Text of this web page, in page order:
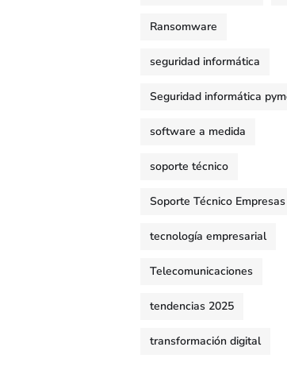
Ransomware
seguridad informática
Seguridad informática
software a medida
soporte técnico
Soporte Técnico Empresas
tecnología empresarial
Telecomunicaciones
tendencias 2025
transformación digital